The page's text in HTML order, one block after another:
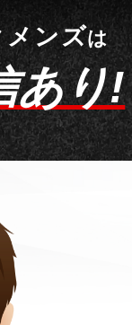
メンズは
あり!